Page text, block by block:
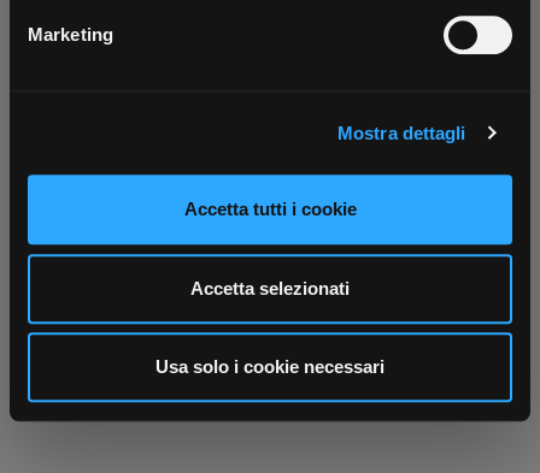
Identificare il tuo dispositivo, scansionandolo
Approfondisci come vengono elaborati i tuoi dati personali
dalla Dichiarazione sui cookie.
Utilizziamo i cookie per personalizzare contenuti ed
analizzare il nostro traffico. Condividiamo inoltre
informazioni sul modo in cui utilizza il nostro sito con i
nostri partner che si occupano di analisi dei dati web,
pubblicità e social media, i quali potrebbero combinarle
Marketing
Mostra dettagli
Accetta tutti i cookie
Accetta selezionati
Usa solo i cookie necessari